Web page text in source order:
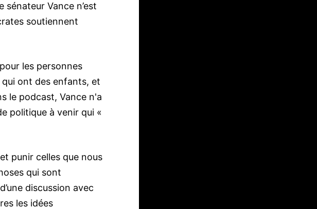
Vance n’est
soutiennent
les personnes
ont des enfants, et
le podcast, Vance n'a
politique à venir qui «
punir celles que nous
qui sont
discussion avec
les idées